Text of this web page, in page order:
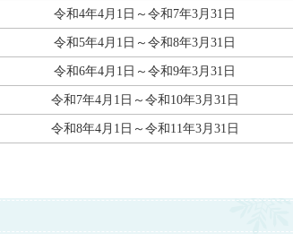
令和4年4月1日～令和7年3月31日
令和5年4月1日～令和8年3月31日
令和6年4月1日～令和9年3月31日
令和7年4月1日～令和10年3月31日
令和8年4月1日～令和11年3月31日